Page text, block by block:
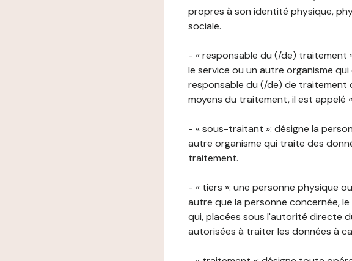
propres à son identité physique,
sociale.
- « responsable du (/de) traitement
le service ou un autre organisme
responsable du (/de) de traitement
moyens du traitement, il est appelé
- « sous-traitant »: désigne la
autre organisme qui traite des
traitement.
- « tiers »: une personne physique
autre que la personne concernée,
qui, placées sous l'autorité directe
autorisées à traiter les données à